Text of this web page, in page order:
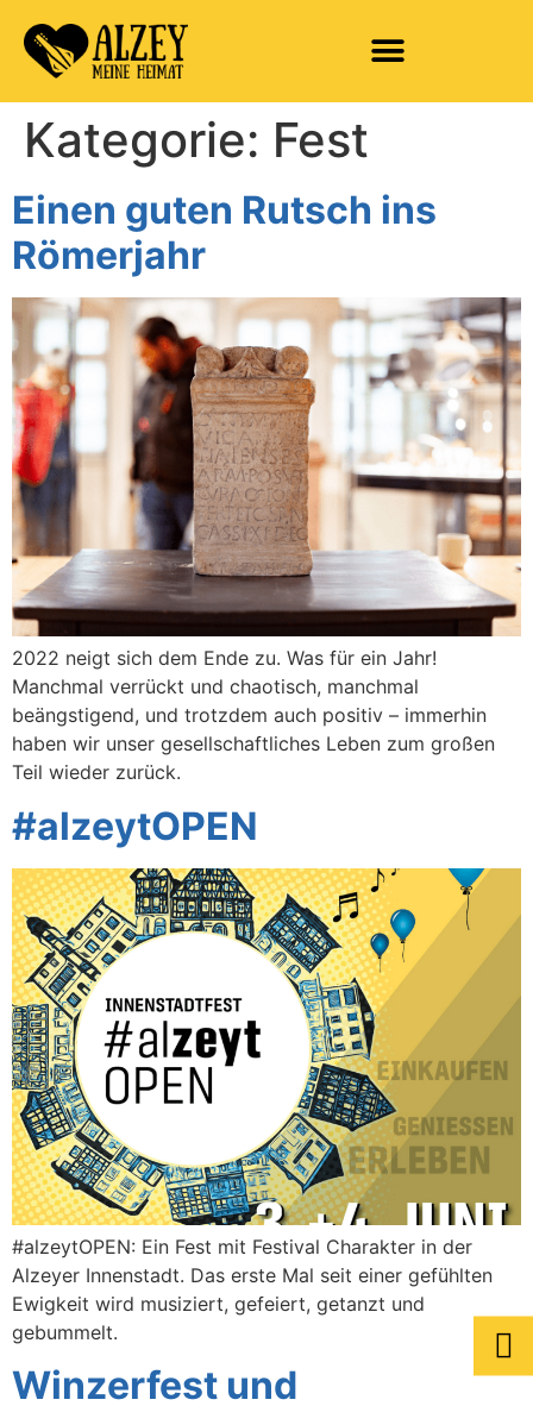
Kategorie: Fest
Einen guten Rutsch ins
Römerjahr
2022 neigt sich dem Ende zu. Was für ein Jahr!
Manchmal verrückt und chaotisch, manchmal
beängstigend, und trotzdem auch positiv – immerhin
haben wir unser gesellschaftliches Leben zum großen
Teil wieder zurück.
#alzeytOPEN
#alzeytOPEN: Ein Fest mit Festival Charakter in der
Alzeyer Innenstadt. Das erste Mal seit einer gefühlten
Ewigkeit wird musiziert, gefeiert, getanzt und
gebummelt.
Winzerfest und